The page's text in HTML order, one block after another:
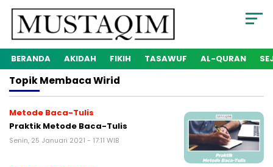
BERANDA AKIDAH FIKIH TASAWUF AL-QURAN
TopikMembaca Wirid
Metode Baca-Tulis
Praktik Metode Baca-Tulis
Senin, 25 Januari 2021 - 17:11 WIB